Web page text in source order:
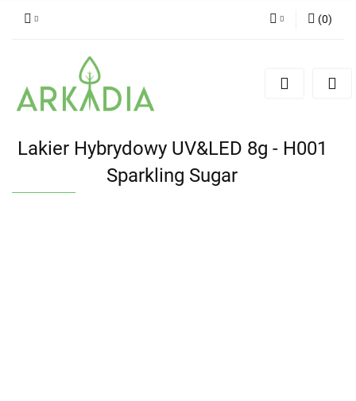
(0)
Lakier Hybrydowy UV&LED 8g - H001
Sparkling Sugar